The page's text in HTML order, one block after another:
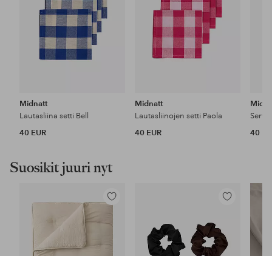
Midnatt
Lautasliina setti Bell
40 EUR
Midnatt
Lautasliinojen setti Paola
40 EUR
40
Suosikit juuri nyt
Lisää
Lisää